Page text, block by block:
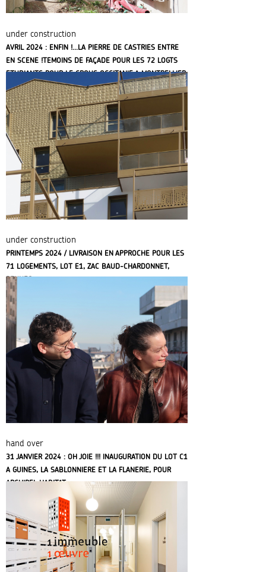
under construction
AVRIL 2024 : ENFIN !...LA PIERRE DE CASTRIES ENTRE
EN SCENE !TEMOINS DE FAÇADE POUR LES 72 LOGTS
ETUDIANTS POUR LE CROUS OCCITANIE A MONTPELLIER
under construction
PRINTEMPS 2024 / LIVRAISON EN APPROCHE POUR LES
71 LOGEMENTS, LOT E1, ZAC BAUD-CHARDONNET,
RENNES
hand over
31 JANVIER 2024 : OH JOIE !!! INAUGURATION DU LOT C1
A GUINES, LA SABLONNIERE ET LA FLANERIE, POUR
ARCHIPEL HABITAT